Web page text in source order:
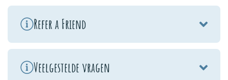
Refer a Friend
Veelgestelde vragen